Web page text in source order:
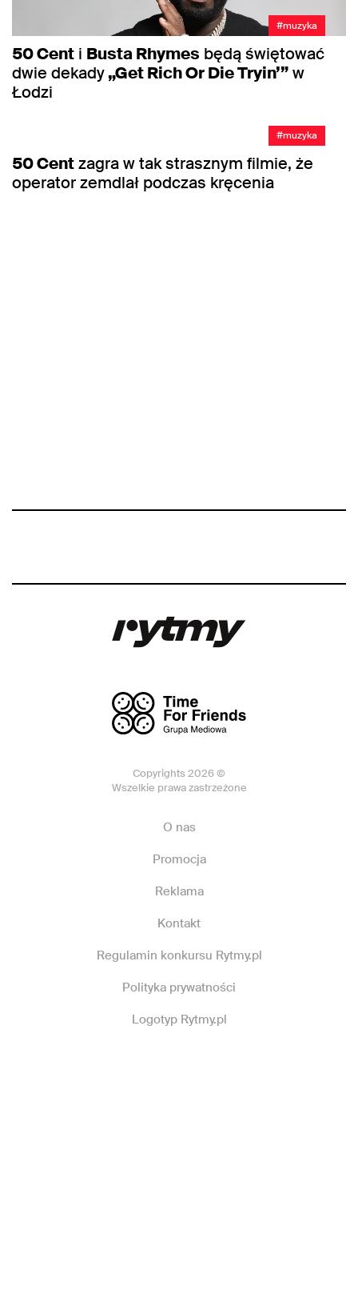
#muzyka
50 Cent i Busta Rhymes będą świętować
dwie dekady„Get Rich Or Die Tryin’”w
Łodzi
#muzyka
50 Centzagra w tak strasznym filmie, że
operator zemdlał podczas kręcenia
Copyrights 2026 ©
Wszelkie prawa zastrzeżone
O nas
Promocja
Reklama
Kontakt
Regulamin konkursu Rytmy.pl
Polityka prywatności
Logotyp Rytmy.pl